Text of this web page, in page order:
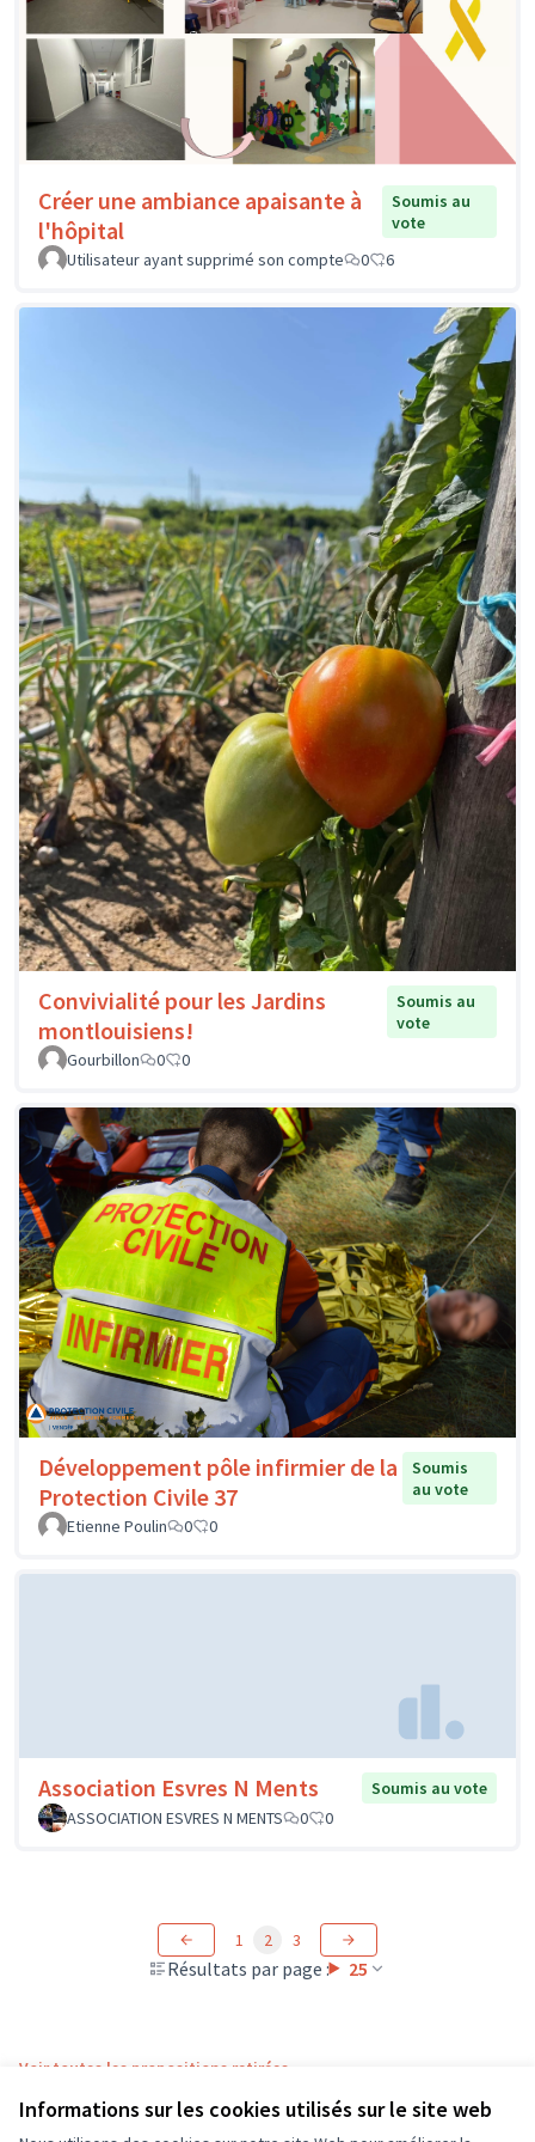
Informations sur les cookies utilisés sur le site web
Créer une ambiance apaisante à
l'hôpital
Soumis au
vote
Utilisateur ayant supprimé son compte
0 6
Convivialité pour les Jardins
montlouisiens!
Soumis au
vote
Gourbillon
0 0
Développement pôle infirmier de la
Protection Civile 37
Soumis
au vote
Etienne Poulin
0 0
Association Esvres N Ments
Soumis au vote
ASSOCIATION ESVRES N MENTS
0 0
Résultats par page : 25
1 2 3
Voir toutes les propositions retirées